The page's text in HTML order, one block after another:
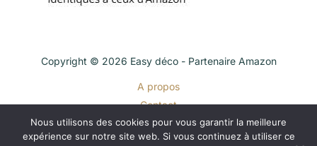
Copyright © 2026 Easy déco - Partenaire Amazon
A propos
Contact
Plan du site
Mentions légales
Nous utilisons des cookies pour vous garantir la meilleure
expérience sur notre site web. Si vous continuez à utiliser ce